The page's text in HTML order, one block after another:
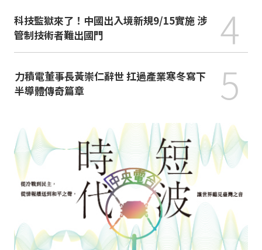
科技監獄來了！中國出入境新規9/15實施 涉
管制技術者難出國門
4
力積電董事長黃崇仁辭世 扛過產業寒冬寫下
半導體傳奇篇章
5